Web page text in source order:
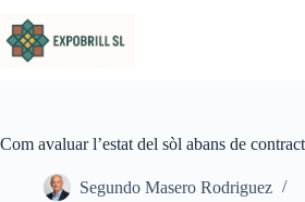
Com avaluar l’estat del sòl abans de
Segundo Masero Rodriguez